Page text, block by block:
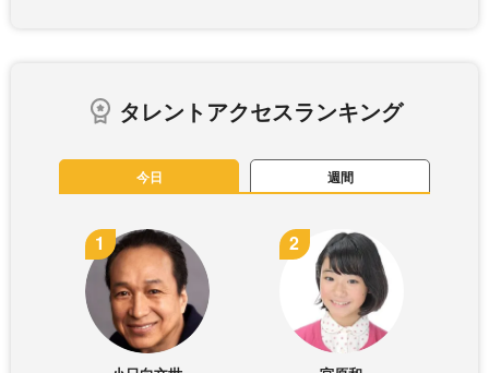
タレントアクセスランキング
今日 週間